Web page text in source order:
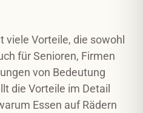
viele Vorteile, die sowohl
für Senioren, Firmen
von Bedeutung
die Vorteile im Detail
Essen auf Rädern